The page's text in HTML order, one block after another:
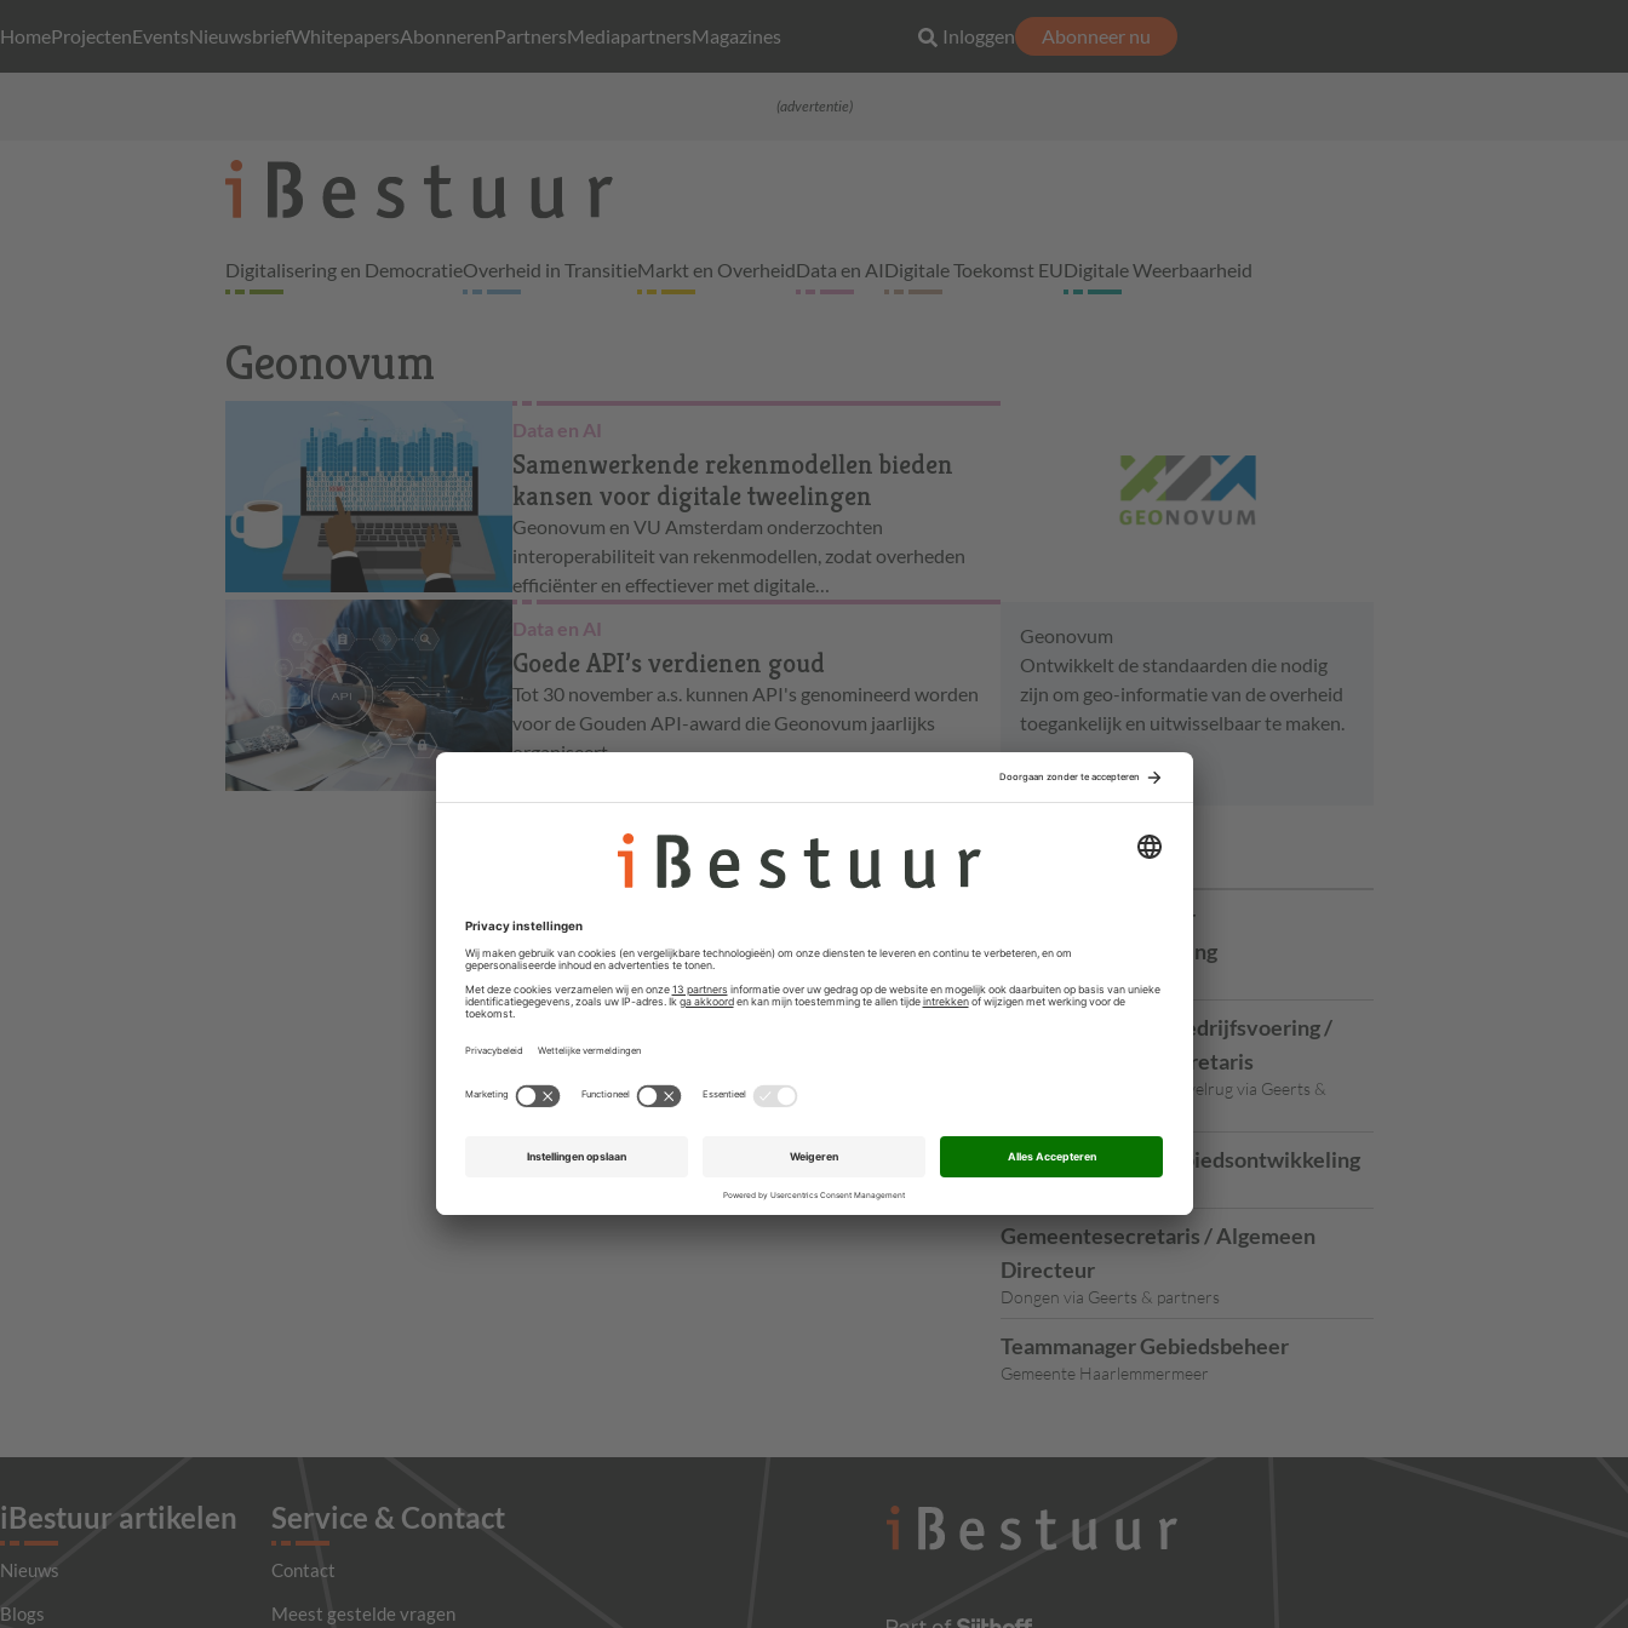
HomeProjectenEventsNieuwsbriefWhitepapersAbonnerenPartnersMediapartnersMagazines Inloggen Abonneer nu
(advertentie)
Digitalisering en DemocratieOverheid in TransitieMarkt en OverheidData en AIDigitale Toekomst EUDigitale Weerbaarheid
Geonovum
Data en AI
Samenwerkende rekenmodellen bieden
kansen voor digitale tweelingen
Geonovum en VU Amsterdam onderzochten
interoperabiliteit van rekenmodellen, zodat overheden
efficiënter en effectiever met digitale…
Data en AI
Goede API’s verdienen goud
Tot 30 november a.s. kunnen API's genomineerd worden
voor de Gouden API-award die Geonovum jaarlijks
organiseert.
Geonovum
Ontwikkelt de standaarden die nodig
zijn om geo-informatie van de overheid
toegankelijk en uitwisselbaar te maken.
Senior Projectleider
Vastgoedontwikkeling
Concernmanager Bedrijfsvoering /
Loco-Gemeentesecretaris
Gemeente Utrechtse Heuvelrug via Geerts &
Projectmanager gebiedsontwikkeling
Gemeentesecretaris / Algemeen
Directeur
Dongen via Geerts & partners
Teammanager Gebiedsbeheer
Gemeente Haarlemmermeer
iBestuur artikelen
Nieuws
Blogs
Service & Contact
Contact
Meest gestelde vragen